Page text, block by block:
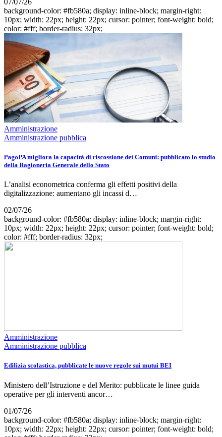
background-color: #fb580a; display: inline-block; margin-right:
10px; width: 22px; height: 22px; cursor: pointer; font-weight: bold;
color: #fff; border-radius: 32px;
Amministrazione
Amministrazione pubblica
PagoPA migliora la capacità di riscossione dei Comuni: pubblicato lo studio
della Ragioneria Generale dello Stato
L’analisi econometrica conferma gli effetti positivi della
digitalizzazione: aumentano gli incassi d…
02/07/26
background-color: #fb580a; display: inline-block; margin-right:
10px; width: 22px; height: 22px; cursor: pointer; font-weight: bold;
color: #fff; border-radius: 32px;
Amministrazione
Amministrazione pubblica
Edilizia scolastica, pubblicate le nuove regole sui mutui BEI
Ministero dell’Istruzione e del Merito: pubblicate le linee guida
operative per gli interventi ancor…
01/07/26
background-color: #fb580a; display: inline-block; margin-right:
10px; width: 22px; height: 22px; cursor: pointer; font-weight: bold;